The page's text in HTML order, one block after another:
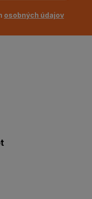
osobných údajov